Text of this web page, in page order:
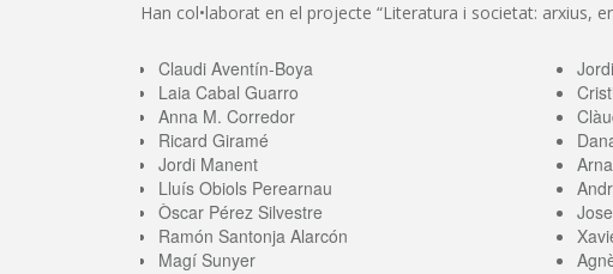
Han col•laborat en el projecte “Literatura i societat: arxius,
Claudi Aventín-Boya
Laia Cabal Guarro
Anna M. Corredor
Ricard Giramé
Jordi Manent
Lluís Obiols Perearnau
Òscar Pérez Silvestre
Ramón Santonja Alarcón
Magí Sunyer